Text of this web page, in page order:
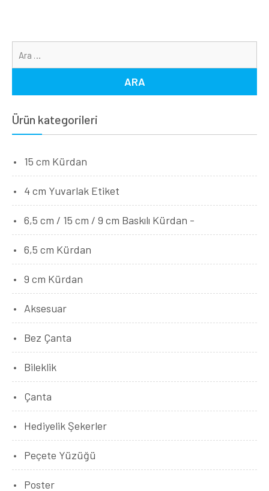
Ürün kategorileri
15 cm Kürdan
4 cm Yuvarlak Etiket
6,5 cm / 15 cm / 9 cm Baskılı Kürdan -
6,5 cm Kürdan
9 cm Kürdan
Aksesuar
Bez Çanta
Bileklik
Çanta
Hediyelik Şekerler
Peçete Yüzüğü
Poster